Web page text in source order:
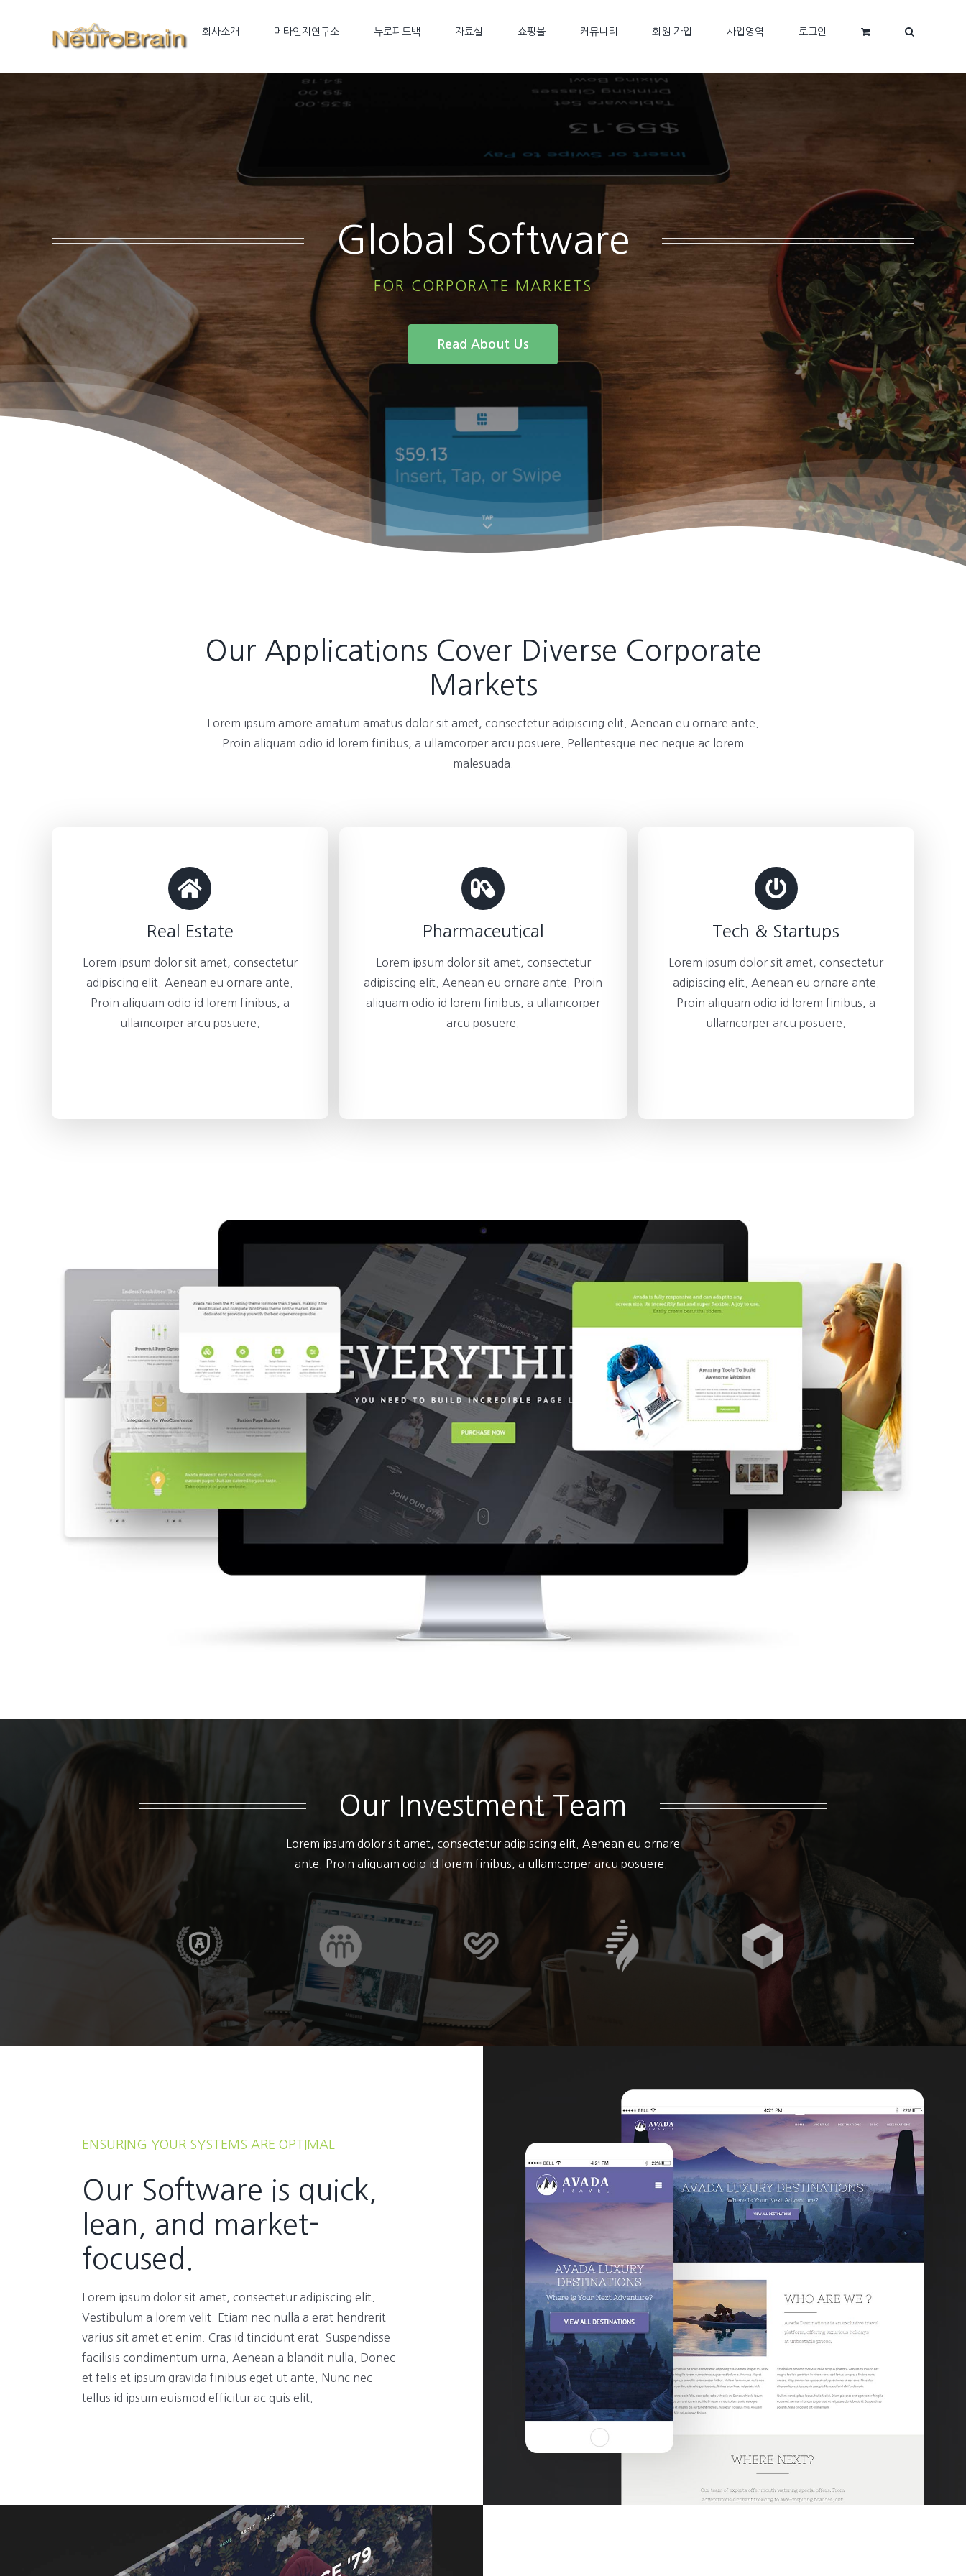
회사소개 메타인지연구소 뉴로피드백 자료실 쇼핑몰 커뮤니티 회원 가입 사업영역 로그인
Global Software
FOR CORPORATE MARKETS
Read About Us
Our Applications Cover Diverse Corporate
Markets
Lorem ipsum amore amatum amatus dolor sit amet, consectetur adipiscing elit. Aenean eu ornare ante.
Proin aliquam odio id lorem finibus, a ullamcorper arcu posuere. Pellentesque nec neque ac lorem
malesuada.
Real Estate
Lorem ipsum dolor sit amet, consectetur
adipiscing elit. Aenean eu ornare ante.
Proin aliquam odio id lorem finibus, a
ullamcorper arcu posuere.
Pharmaceutical
Lorem ipsum dolor sit amet, consectetur
adipiscing elit. Aenean eu ornare ante. Proin
aliquam odio id lorem finibus, a ullamcorper
arcu posuere.
Tech & Startups
Lorem ipsum dolor sit amet, consectetur
adipiscing elit. Aenean eu ornare ante.
Proin aliquam odio id lorem finibus, a
ullamcorper arcu posuere.
Our Investment Team
Lorem ipsum dolor sit amet, consectetur adipiscing elit. Aenean eu ornare
ante. Proin aliquam odio id lorem finibus, a ullamcorper arcu posuere.
ENSURING YOUR SYSTEMS ARE OPTIMAL
Our Software is quick,
lean, and market-
focused.
Lorem ipsum dolor sit amet, consectetur adipiscing elit.
Vestibulum a lorem velit. Etiam nec nulla a erat hendrerit
varius sit amet et enim. Cras id tincidunt erat. Suspendisse
facilisis condimentum urna. Aenean a blandit nulla. Donec
et felis et ipsum gravida finibus eget ut ante. Nunc nec
tellus id ipsum euismod efficitur ac quis elit.